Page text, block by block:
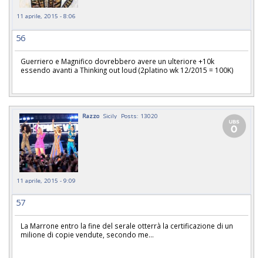
11 aprile, 2015 - 8:06
56
Guerriero e Magnifico dovrebbero avere un ulteriore +10k
essendo avanti a Thinking out loud (2platino wk 12/2015 = 100K)
Razzo Sicily Posts: 13020
11 aprile, 2015 - 9:09
57
La Marrone entro la fine del serale otterrà la certificazione di un
milione di copie vendute, secondo me...